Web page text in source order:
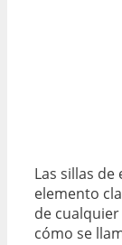
Las sillas
elemento
de
cómo se